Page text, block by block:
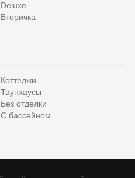
Deluxe
Вторичка
Коттеджи
Таунхаусы
Без отделки
С бассейном